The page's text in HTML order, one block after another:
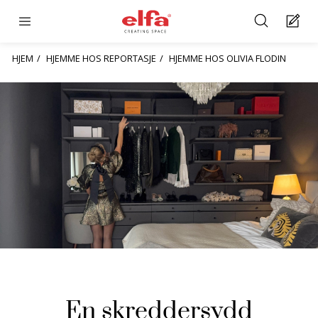
HJEM HJEMME HOS REPORTASJE HJEMME HOS OLIVIA FLODIN
En skreddersydd